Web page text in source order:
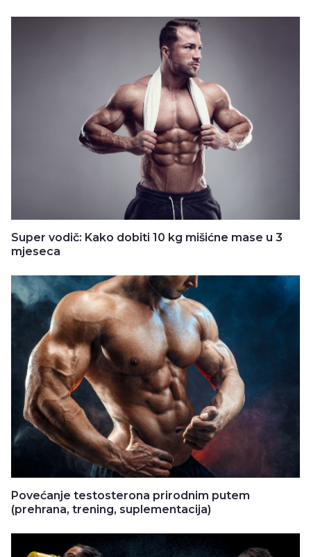
Super vodič: Kako dobiti 10 kg mišićne mase u 3
mjeseca
Povećanje testosterona prirodnim putem
(prehrana, trening, suplementacija)